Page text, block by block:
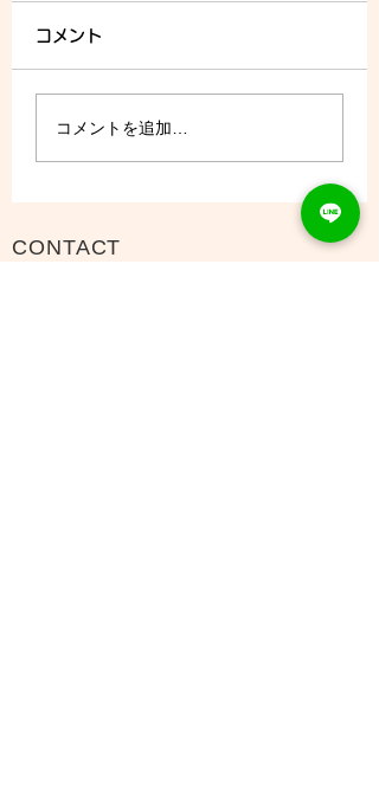
8/5 (水) - ご予約状況
コメント
コメントを追加…
CONTACT